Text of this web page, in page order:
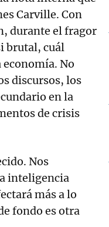
Carville. Con
durante el fragor
brutal, cuál
No
discursos, los
en la
de crisis
Nos
inteligencia
más a lo
fondo es otra